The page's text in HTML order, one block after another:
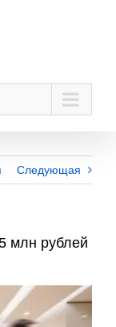
Следующая
млн рублей